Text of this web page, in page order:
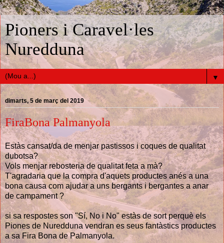
Pioners i Caravel·les
Nuredduna
▼
dimarts, 5 de març del 2019
FiraBona Palmanyola
Estàs cansat/da de menjar pastissos i coques de qualitat
dubotsa?
Vols menjar rebosteria de qualitat feta a mà?
T'agradaria que la compra d'aquets productes anés a una
bona causa com ajudar a uns bergants i bergantes a anar
de campament ?
si sa respostes son "Sí, No i No" estàs de sort perquè els
Piones de Nuredduna vendran es seus fantàstics productes
a sa Fira Bona de Palmanyola.